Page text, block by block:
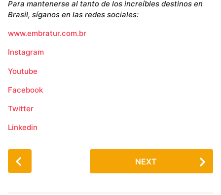
Para mantenerse al tanto de los increíbles destinos en
Brasil, síganos en las redes sociales:
www.embratur.com.br
Instagram
Youtube
Facebook
Twitter
Linkedin
P
o
NEXT